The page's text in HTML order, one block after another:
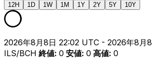
12H 1D 1W 1M 1Y 2Y 5Y 10Y
2026年8月8日 22:02 UTC - 2026年8月
ILS/BCH 終値: 0 安値: 0 高値: 0